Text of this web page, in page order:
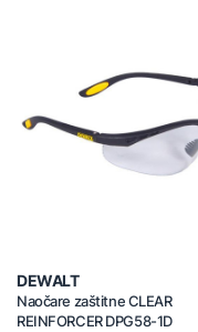
DEWALT
Naočare zaštitne CLEAR
REINFORCER DPG58-1D